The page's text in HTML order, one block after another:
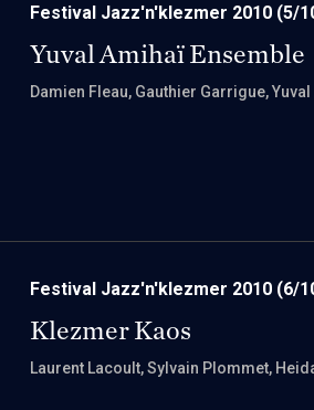
Festival Jazz'n'klezmer 2010 (5/
Yuval Amihaï Ensemble
Damien Fleau, Gauthier Garrigue,
Festival Jazz'n'klezmer 2010 (6/
Klezmer Kaos
Laurent Lacoult, Sylvain Plommet,